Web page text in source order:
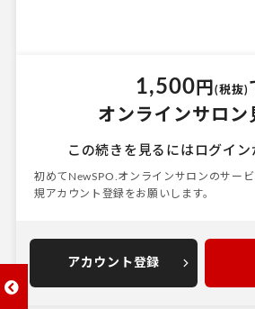
1,500 円 (税抜)
オンラインサロン
この続きを見るにはログイン
初めてNewSPO.オンラインサロンのサー
規アカウント登録をお願いします。
アカウント登録
前へ